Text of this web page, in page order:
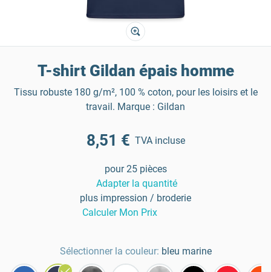
T-shirt Gildan épais homme
Tissu robuste 180 g/m², 100 % coton, pour les loisirs et le
travail. Marque : Gildan
8,51 € TVA incluse
pour 25 pièces
Adapter la quantité
plus impression / broderie
Calculer Mon Prix
Sélectionner la couleur: bleu marine